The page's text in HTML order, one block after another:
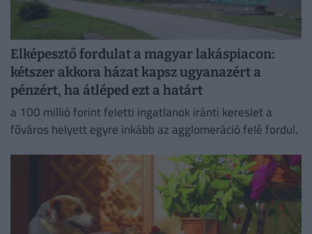
Elképesztő fordulat a magyar lakáspiacon:
kétszer akkora házat kapsz ugyanazért a
pénzért, ha átléped ezt a határt
a 100 millió forint feletti ingatlanok iránti kereslet a
főváros helyett egyre inkább az agglomeráció felé fordul.